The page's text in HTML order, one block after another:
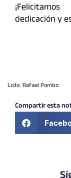
dedicación y
Lcdo. Rafael Pombo
Compartir esta